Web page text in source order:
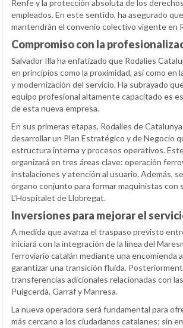
Renfe y la protección absoluta de los
empleados. En este sentido, ha asegurado
mantendrán el convenio colectivo vigente en
Compromiso con la
Salvador Illa ha enfatizado que Rodalies
en principios como la proximidad, así como en
y modernización del servicio. Ha subrayado
equipo profesional altamente capacitado es
de esta nueva empresa.
En sus primeras etapas, Rodalies de
desarrollar un Plan Estratégico y de Negocio
estructura interna y procesos operativos.
organizará en tres áreas clave: operación
instalaciones y atención al usuario. Además,
órgano conjunto para formar maquinistas con
L’Hospitalet de Llobregat.
Inversiones para mejorar el
A medida que avanza el traspaso previsto
iniciará con la integración de la línea del
ferroviario catalán mediante una encomienda
garantizar una transición fluida.
transferencias adicionales relacionadas con
Puigcerdà, Garraf y Manresa.
La nueva operadora será fundamental para
más cercano a los ciudadanos catalanes; sin